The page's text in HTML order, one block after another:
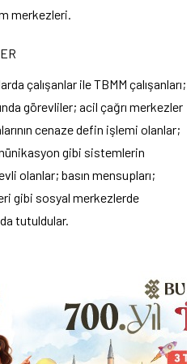
merkezleri.
çalışanlar ile TBMM çalışanları;
görevliler; acil çağrı merkezler
cenaze defin işlemi olanlar;
gibi sistemlerin
olanlar; basın mensupları;
gibi sosyal merkezlerde
tutuldular.